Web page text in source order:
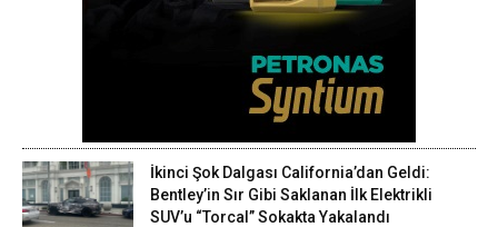
İkinci Şok Dalgası California’dan Geldi:
Bentley’in Sır Gibi Saklanan İlk Elektrikli
SUV’u “Torcal” Sokakta Yakalandı